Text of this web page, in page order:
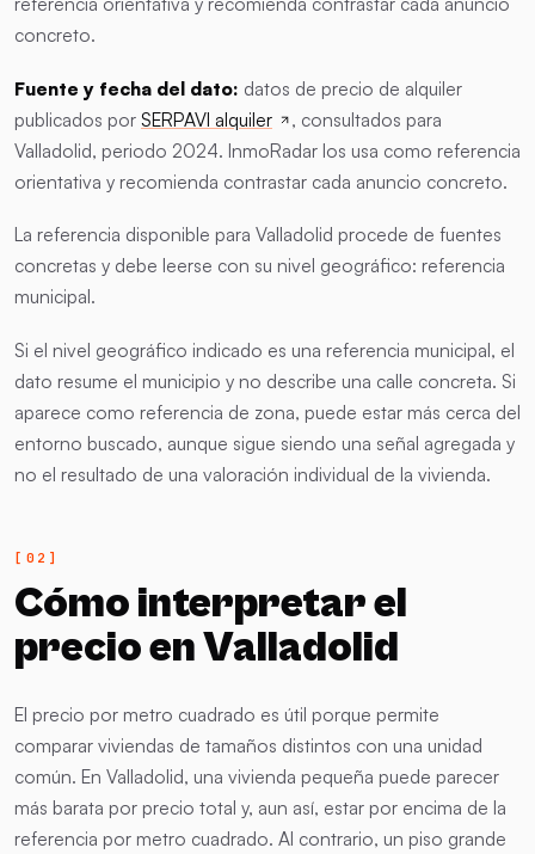
concreto.
Fuente y fecha del dato: datos de precio de alquiler
publicados por SERPAVI alquiler
, consultados para
Valladolid, periodo 2024. InmoRadar los usa como referencia
orientativa y recomienda contrastar cada anuncio concreto.
La referencia disponible para Valladolid procede de fuentes
concretas y debe leerse con su nivel geográfico: referencia
municipal.
Si el nivel geográfico indicado es una referencia municipal, el
dato resume el municipio y no describe una calle concreta. Si
aparece como referencia de zona, puede estar más cerca del
entorno buscado, aunque sigue siendo una señal agregada y
no el resultado de una valoración individual de la vivienda.
Cómo interpretar el
precio en Valladolid
El precio por metro cuadrado es útil porque permite
comparar viviendas de tamaños distintos con una unidad
común. En Valladolid, una vivienda pequeña puede parecer
más barata por precio total y, aun así, estar por encima de la
referencia por metro cuadrado. Al contrario, un piso grande